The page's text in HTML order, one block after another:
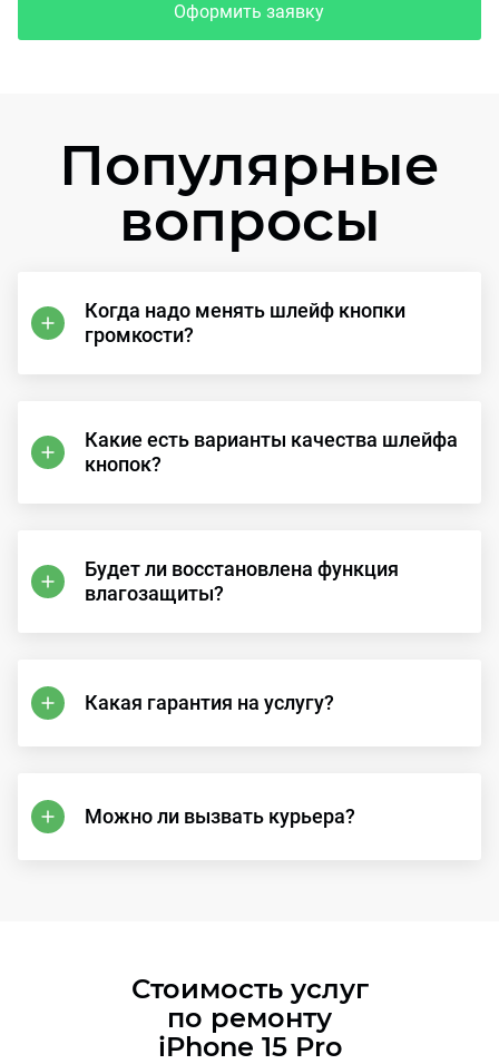
Оформить заявку
Популярные
вопросы
Когда надо менять шлейф кнопки
громкости?
Какие есть варианты качества шлейфа
кнопок?
Будет ли восстановлена функция
влагозащиты?
Какая гарантия на услугу?
Можно ли вызвать курьера?
Стоимость услуг
по ремонту
iPhone 15 Pro